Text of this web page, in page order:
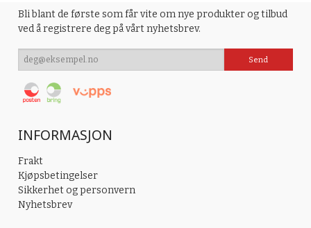
Bli blant de første som får vite om nye produkter og tilbud
ved å registrere deg på vårt nyhetsbrev.
INFORMASJON
Frakt
Kjøpsbetingelser
Sikkerhet og personvern
Nyhetsbrev